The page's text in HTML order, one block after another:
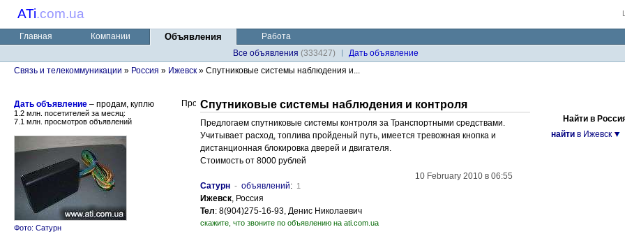
ATi.com.ua
Главная Компании Объявления
Работа
Все объявления (333427)
Дaть объявление
Связь и телекоммуникации » Россия » Ижевск » Спутниковые системы наблюдения и...
Дать объявление – продам, куплю
1.2 млн. посетителей за месяц:
7.1 млн. просмотров объявлений
Фото: Сатурн
Спутниковые системы наблюдения и контроля
Предлогаем спутниковые системы контроля за Транспортными средствами.
Учитывает расход, топлива пройденый путь, имеется тревожная кнопка и
дистанционная блокировка дверей и двигателя.
Стоимость от 8000 рублей
10 February 2010 в 06:55
Сатурн - объявлений: 1
Ижевск, Россия
Тел: 8(904)275-16-93, Денис Николаевич
скажите, что звоните по объявлению на ati.com.ua
Найти в
найти в Ижевск